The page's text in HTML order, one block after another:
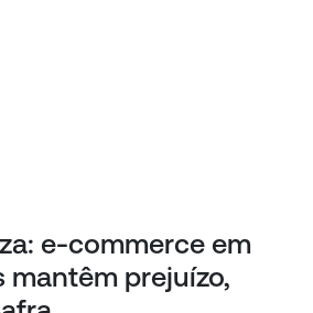
e-commerce em
mantêm prejuízo,